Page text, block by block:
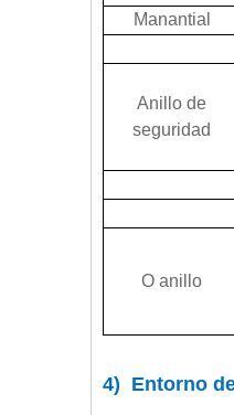
Manantial
Anillo de
seguridad
O anillo
4) Entorno